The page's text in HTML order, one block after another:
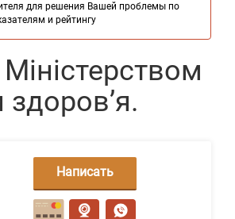
для решения Вашей проблемы по
и рейтингу
Написать
сообщение